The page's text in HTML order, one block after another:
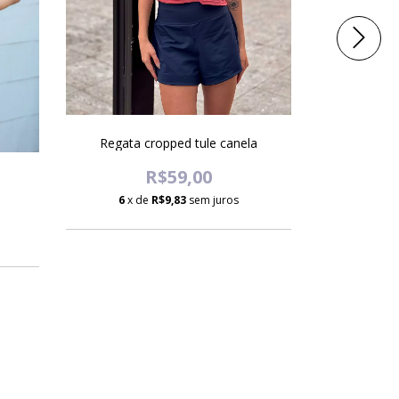
Regata cropped tule canela
R$59,00
6x de R$9,83 sem juros